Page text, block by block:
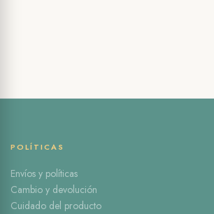
POLÍTICAS
Envíos y políticas
Cambio y devolución
Cuidado del producto